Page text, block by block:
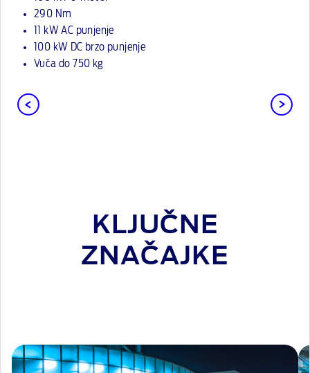
290 Nm
11 kW AC punjenje
100 kW DC brzo punjenje
Vuča do 750 kg
KLJUČNE
ZNAČAJKE